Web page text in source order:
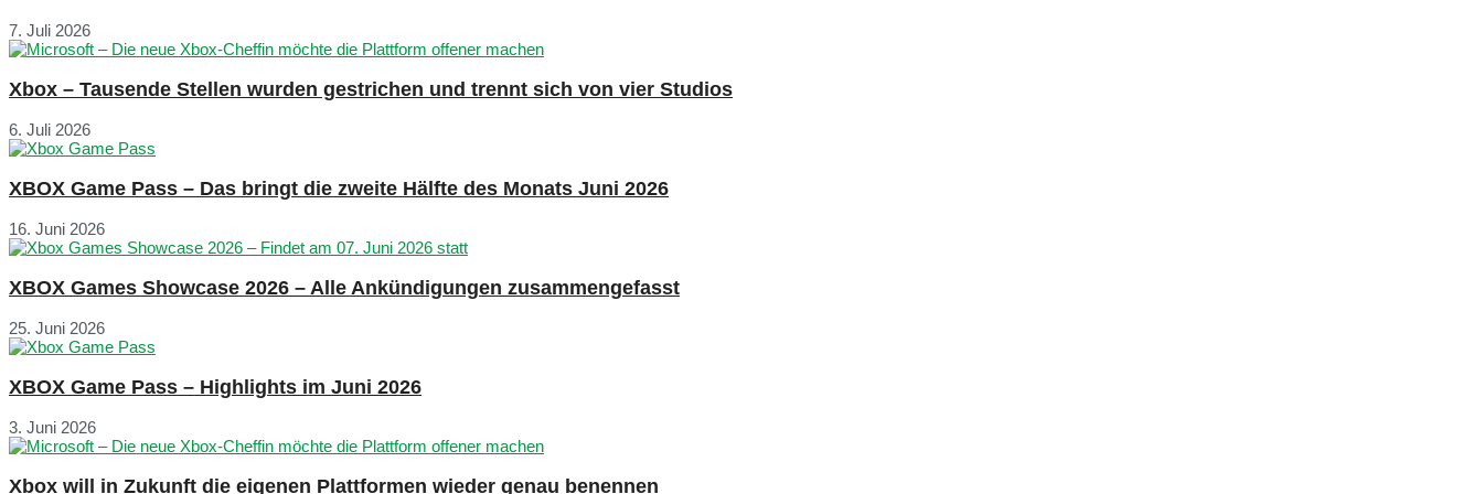
7. Juli 2026
Xbox – Tausende Stellen wurden gestrichen und trennt sich von vier Studios
6. Juli 2026
XBOX Game Pass – Das bringt die zweite Hälfte des Monats Juni 2026
16. Juni 2026
XBOX Games Showcase 2026 – Alle Ankündigungen zusammengefasst
25. Juni 2026
XBOX Game Pass – Highlights im Juni 2026
3. Juni 2026
Xbox will in Zukunft die eigenen Plattformen wieder genau benennen